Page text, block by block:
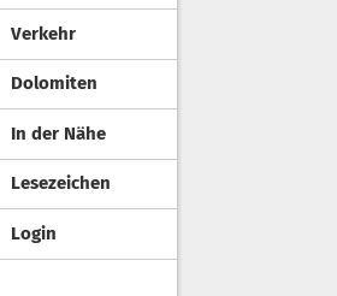
Verkehr
Dolomiten
In der Nähe
Lesezeichen
Login